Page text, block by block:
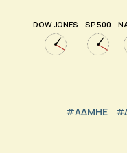
DOW JONES SP 500
#ΑΔΜΗΕ